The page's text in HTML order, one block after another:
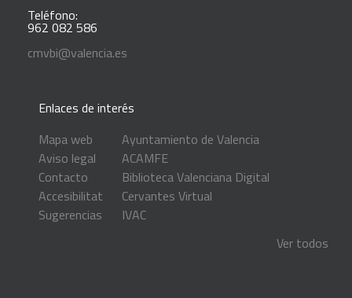
Teléfono:
962 082 586
cmvbi@valencia.es
Enlaces de interés
Mapa web
Aviso legal
Contacto
Accesibilitat
Sugerencias
Ayuntamiento de Valencia
ACAMFE
Biblioteca Valenciana Digital
Cervantes Virtual
IVAC
Ver todos